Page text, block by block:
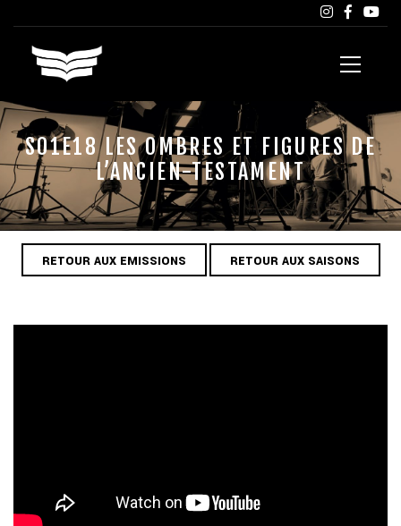
S01E18 LES OMBRES ET FIGURES DE
L’ANCIEN-TESTAMENT
RETOUR AUX EMISSIONS RETOUR AUX SAISONS